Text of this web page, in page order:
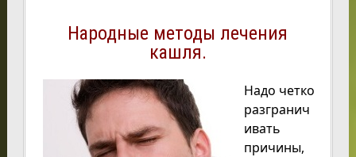
Народные методы лечения
кашля.
Надо четко
разгранич
ивать
причины,